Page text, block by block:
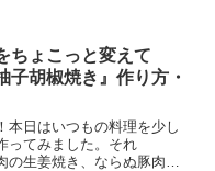
ちょこっと変えて
子胡椒焼き』作り方・
本日はいつもの料理を少し
ってみました。それ
の生姜焼き、ならぬ豚肉の